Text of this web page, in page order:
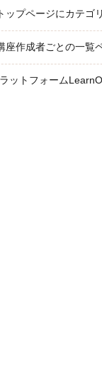
ップページにカテゴ
座作成者ごとの一覧
ットフォーム